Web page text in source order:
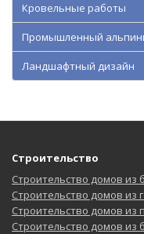
Кровельные работы
Промышленный
Ландшафтный дизайн
Строительство
Строительство домов из
Строительство домов из
Строительство домов из
Строительство домов из